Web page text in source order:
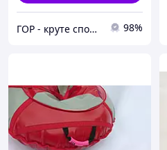
ГОР - круте спорядження для рафтингу та водного туризму 98%